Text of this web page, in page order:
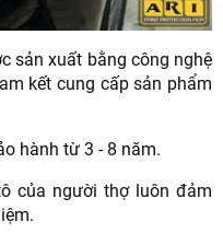
sản xuất bằng công nghệ
kết cung cấp sản phẩm
hành từ 3 - 8 năm.
của người thợ luôn đảm